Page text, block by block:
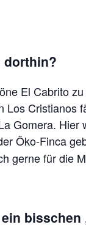
dorthin?
El Cabrito
Los Cristianos
Gomera.
Öko-Finca
gerne für die